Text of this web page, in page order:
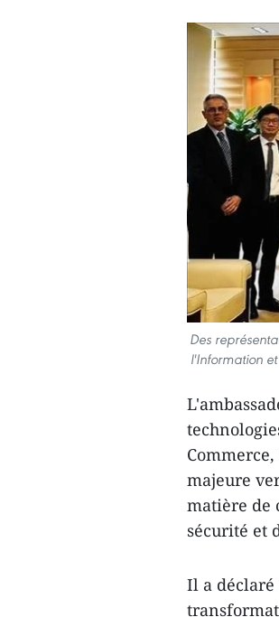
Des
l'Information
majeure
matière de
sécurité et
Il a